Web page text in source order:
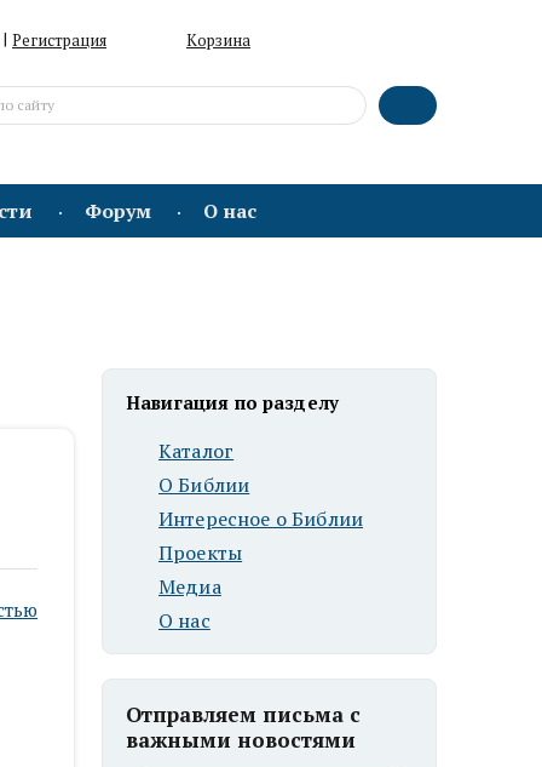
| Регистрация Корзина
Форум О нас
Навигация по разделу
Каталог
О Библии
Интересное о Библии
Проекты
Медиа
О нас
Отправляем письма с
важными новостями